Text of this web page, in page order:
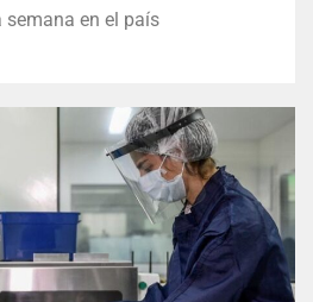
en el país